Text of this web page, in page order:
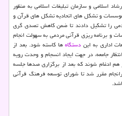
اسلامی و سازمان تبلیغات اسلامی به منظور
و تشكل های اتحادیه تشكل های قرآن و
را تشكیل دادند تا ضمن كاهش تصدی گری
و برنامه ریزی قرآنی مردمی به سهولت انجام
اداری به این دستگاهها كاسته شود. بعد از
جامعه، در جهت ایجاد انسجام و وحدت رویه
هم ادغام شوند كه بعد از برگزاری صدها جلسه
مقرر شد تا شورای توسعه فرهنگ قرآنی